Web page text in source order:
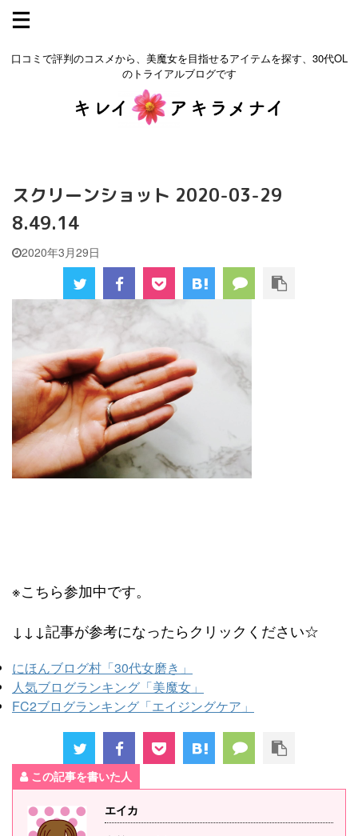
口コミで評判のコスメから、美魔女を目指せるアイテムを探す、30代OL
のトライアルブログです
スクリーンショット 2020-03-29
8.49.14
2020年3月29日
※こちら参加中です。
↓↓↓記事が参考になったらクリックください☆
にほんブログ村「30代女磨き」
人気ブログランキング「美魔女」
FC2ブログランキング「エイジングケア」
この記事を書いた人
エイカ